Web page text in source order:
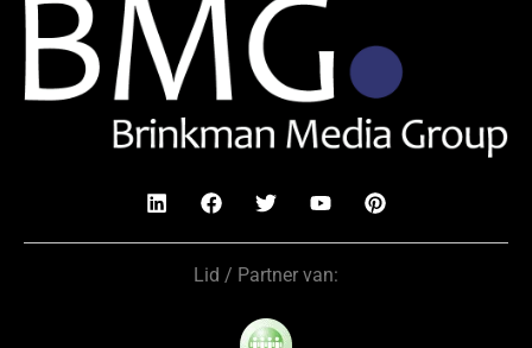
Lid / Partner van: